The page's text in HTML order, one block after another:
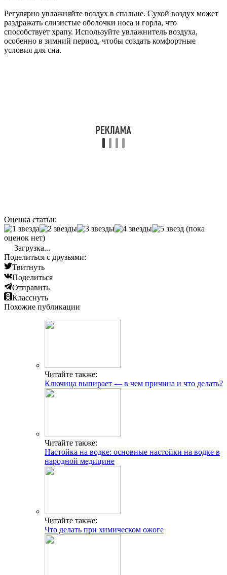
Регулярно увлажняйте воздух в спальне. Сухой воздух может
раздражать слизистые оболочки носа и горла, что
способствует храпу. Используйте увлажнитель воздуха,
особенно в зимний период, чтобы создать комфортные
условия для сна.
Оценка статьи:
(пока
оценок нет)
Загрузка...
Поделиться с друзьями:
Твитнуть
Поделиться
Отправить
Класснуть
Похожие публикации
Читайте также:
Ключица выпирает — в чем причина и что делать?
Читайте также:
Настойка на водке: основные настойки на водке в
народной медицине
Читайте также:
Что делать при химическом ожоге